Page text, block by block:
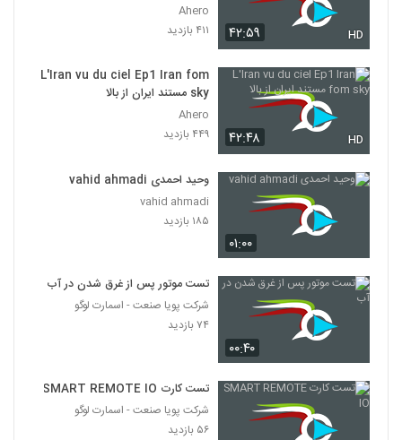
۴۲:۵۹ HD
Ahero
۴۱۱ بازدید
۴۲:۴۸ HD
L'Iran vu du ciel Ep1 Iran fom
sky مستند ایران از بالا
Ahero
۴۴۹ بازدید
۰۱:۰۰
وحید احمدی vahid ahmadi
vahid ahmadi
۱۸۵ بازدید
۰۰:۴۰
تست موتور پس از غرق شدن در آب
شرکت پویا صنعت - اسمارت لوگو
۷۴ بازدید
تست کارت SMART REMOTE IO
شرکت پویا صنعت - اسمارت لوگو
۵۶ بازدید